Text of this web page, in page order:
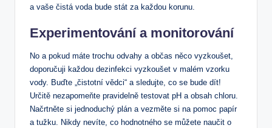
a vaše čistá voda bude stát za každou korunu.
Experimentování a monitorování
No a pokud máte trochu odvahy a občas něco vyzkoušet,
doporučuji každou dezinfekci vyzkoušet v malém vzorku
vody. Buďte „čistotní vědci“ a sledujte, co se bude dít!
Určitě nezapomeňte pravidelně testovat pH a obsah chloru.
Načrtněte si jednoduchý plán a vezměte si na pomoc papír
a tužku. Nikdy nevíte, co hodnotného se můžete naučit o